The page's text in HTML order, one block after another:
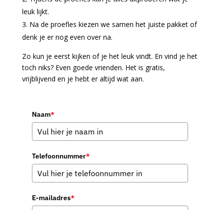
leuk lijkt.
Na de proefles kiezen we samen het juiste pakket of
denk je er nog even over na.
Zo kun je eerst kijken of je het leuk vindt. En vind je het
toch niks? Even goede vrienden. Het is gratis,
vrijblijvend en je hebt er altijd wat aan.
Naam*
Telefoonnummer*
E-mailadres*